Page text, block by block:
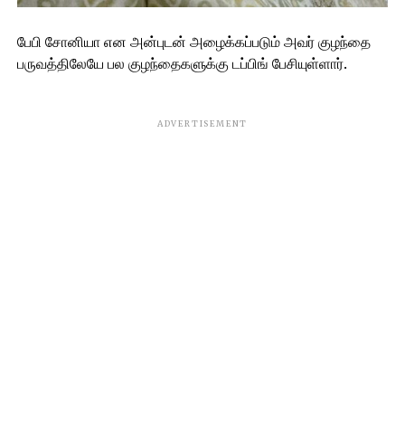
பேபி சோனியா என அன்புடன் அழைக்கப்படும் அவர் குழந்தை
பருவத்திலேயே பல குழந்தைகளுக்கு டப்பிங் பேசியுள்ளார்.
ADVERTISEMENT